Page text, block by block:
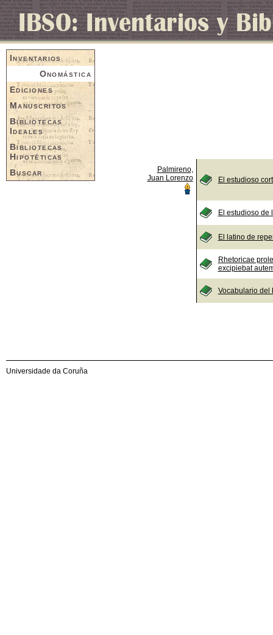
Inventarios
Onomástica
Ediciones
Manuscritos
Bibliotecas
Ideales
Bibliotecas
Hipotéticas
Buscar
Palmireno,
Juan Lorenzo
El estudioso
El estudioso de
El latino de
Rhetoricae
excipiebat
Vocabulario del
Universidade da Coruña